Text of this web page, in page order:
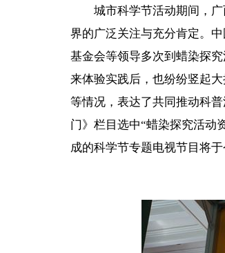
城市科学节活动期间，广
界的广泛关注与充分肯定。
基金会等领导多次到蜡染探
来体验实践后，也纷纷竖起
等情况，表达了共同推动科
门》栏目选中“蜡染探究活动
成的科学节专题电视节目将